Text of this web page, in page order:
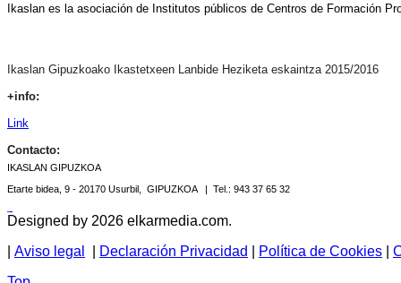
​Ikaslan es la asociación de Institutos públicos de Centros de Formación
Ikaslan Gipuzkoako Ikastetxeen Lanbide ​H​eziketa​ eskaintza 2015/2016
+info:
Link
Contacto:
IKASLAN GIPUZKOA
Etarte bidea, 9 - 20170 Usurbil, GIPUZKOA | Tel.: 943 37 65 32
Designed by 2026 elkarmedia.com.
Aviso legal Declaración Privacidad Política de Cookies